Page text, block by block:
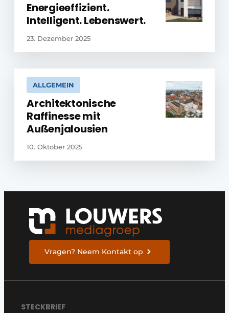
Energieeffizient.
Intelligent. Lebenswert.
23. Dezember 2025
ALLGEMEIN
Architektonische
Raffinesse mit
Außenjalousien
10. Oktober 2025
Vragen? Neem Kontakt op
STECKBRIEF